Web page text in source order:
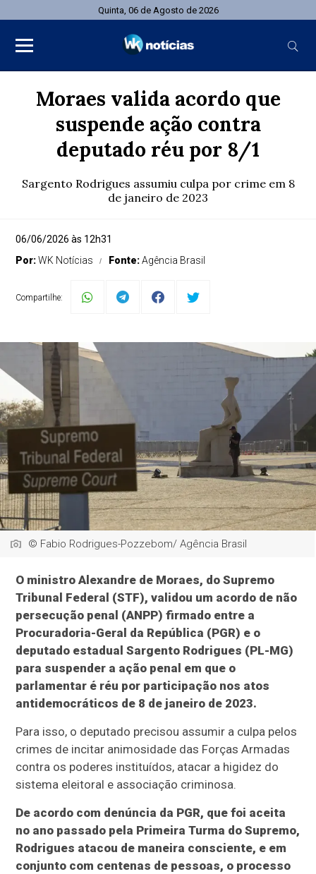
Quinta, 06 de Agosto de 2026
Moraes valida acordo que
suspende ação contra
deputado réu por 8/1
Sargento Rodrigues assumiu culpa por crime em 8
de janeiro de 2023
06/06/2026 às 12h31
Por:WK Notícias Fonte:Agência Brasil
Compartilhe:
© Fabio Rodrigues-Pozzebom/ Agência Brasil
O ministro Alexandre de Moraes, do Supremo
Tribunal Federal (STF), validou um acordo de não
persecução penal (ANPP) firmado entre a
Procuradoria-Geral da República (PGR) e o
deputado estadual Sargento Rodrigues (PL-MG)
para suspender a ação penal em que o
parlamentar é réu por participação nos atos
antidemocráticos de 8 de janeiro de 2023.
Para isso, o deputado precisou assumir a culpa pelos
crimes de incitar animosidade das Forças Armadas
contra os poderes instituídos, atacar a higidez do
sistema eleitoral e associação criminosa.
De acordo com denúncia da PGR, que foi aceita
no ano passado pela Primeira Turma do Supremo,
Rodrigues atacou de maneira consciente, e em
conjunto com centenas de pessoas, o processo